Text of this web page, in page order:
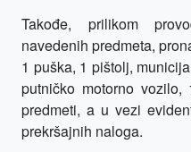
Takođe, prilikom
navedenih predmeta,
1 puška, 1 pištolj,
putničko motorno vozilo,
predmeti, a u vezi
prekršajnih naloga.